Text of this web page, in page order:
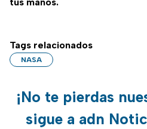
Tags relacionados
NASA
¡No te pierdas
sigue a adn